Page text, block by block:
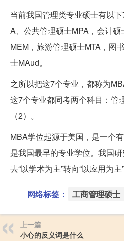
当前我国管理类专业硕士有以
A、公共管理硕士MPA，会计
MEM，旅游管理硕士MTA，图
士MAud。
之所以把这7个专业，都称为
这7个专业都同考两个科目：管
（2）。
MBA学位起源于美国，是一个有
是我国最早的专业学位。我国
去“以学术为主”转向“以应用为主”
网络标签： 工商管理硕士
上一篇
小心的反义词是什么